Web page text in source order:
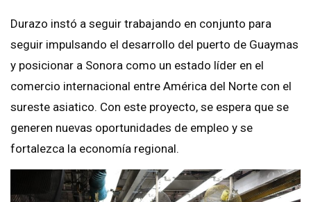
Durazo instó a seguir trabajando en conjunto para
seguir impulsando el desarrollo del puerto de Guaymas
y posicionar a Sonora como un estado líder en el
comercio internacional entre América del Norte con el
sureste asiatico. Con este proyecto, se espera que se
generen nuevas oportunidades de empleo y se
fortalezca la economía regional.